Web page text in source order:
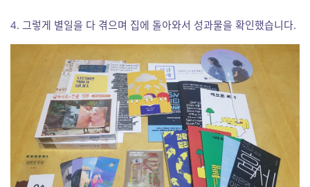
4. 그렇게 별일을 다 겪으며 집에 돌아와서 성과물을 확인했습니다.